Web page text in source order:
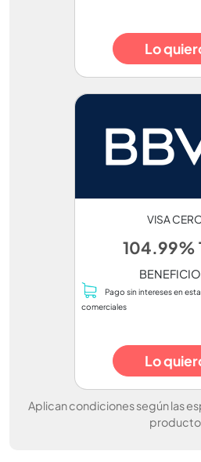
Lo
VISA
104.99%
Pago sin intereses en
comerciales
Lo
Aplican condiciones según las
producto